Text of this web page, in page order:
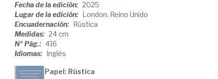
Fecha de la edición: 2025
Lugar de la edición: London. Reino Unido
Encuadernación: Rústica
Medidas: 24 cm
Nº Pág.: 416
Idiomas: Inglés
Papel: Rústica